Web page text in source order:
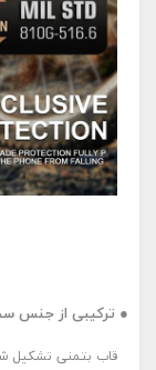
● ترکیبی از جنس
قاب بتمنی تشکیل